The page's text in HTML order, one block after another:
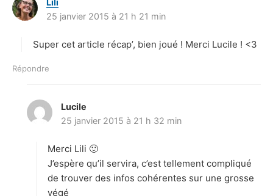
Lili
i
25 janvier 2015 à 21 h 21 min
Super cet article récap’, bien joué ! Merci Lucile ! <3
Répondre
Lucile
i
:
25 janvier 2015 à 21 h 32 min
Merci Lili 🙂
J’espère qu’il servira, c’est tellement compliqué
de trouver des infos cohérentes sur une grosse
végé